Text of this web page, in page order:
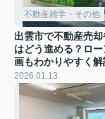
不動産雑学・その他
出雲市で不動産売却
はどう進める？ロ
画もわかりやすく解
2026.01.13